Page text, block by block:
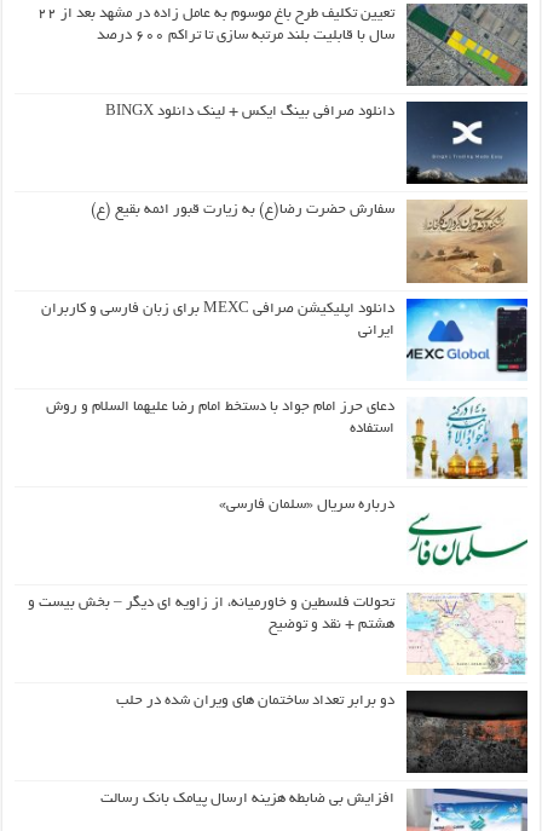
تعیین تکلیف طرح باغ موسوم به عامل زاده در مشهد بعد از ۲۲
سال با قابلیت بلند مرتبه سازی تا تراکم ۶۰۰ درصد
دانلود صرافی بینگ ایکس + لینک دانلود BINGX
سفارش حضرت رضا(ع) به زیارت قبور ائمه بقیع (ع)
دانلود اپلیکیشن صرافی MEXC برای زبان فارسی و کاربران
ایرانی
دعای حرز امام جواد با دستخط امام رضا علیهما السلام و روش
استفاده
درباره سریال «سلمان فارسی»
تحولات فلسطین و خاورمیانه، از زاویه ای دیگر – بخش بیست و
هشتم + نقد و توضیح
دو برابر تعداد ساختمان های ویران شده در حلب
افزایش بی ضابطه هزینه ارسال پیامک بانک رسالت